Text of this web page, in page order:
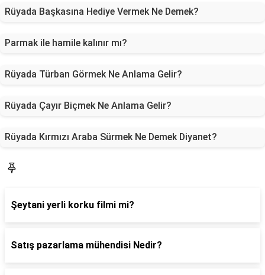
Rüyada Başkasına Hediye Vermek Ne Demek?
Parmak ile hamile kalınır mı?
Rüyada Türban Görmek Ne Anlama Gelir?
Rüyada Çayır Biçmek Ne Anlama Gelir?
Rüyada Kırmızı Araba Sürmek Ne Demek Diyanet?
Şeytani yerli korku filmi mi?
Satış pazarlama mühendisi Nedir?